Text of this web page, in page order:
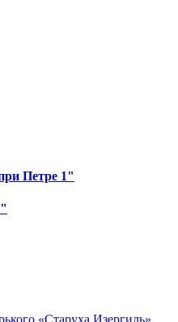
Петре 1"
«Старуха Изергиль»